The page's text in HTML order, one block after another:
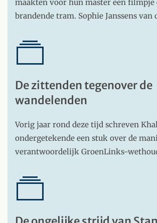
maakten voor hun master een filmpje
brandende tram. Sophie Janssens van
De zittenden tegenover de
wandelenden
Vorig jaar rond deze tijd schreven
ondergetekende een stuk over de
verantwoordelijk GroenLinks-